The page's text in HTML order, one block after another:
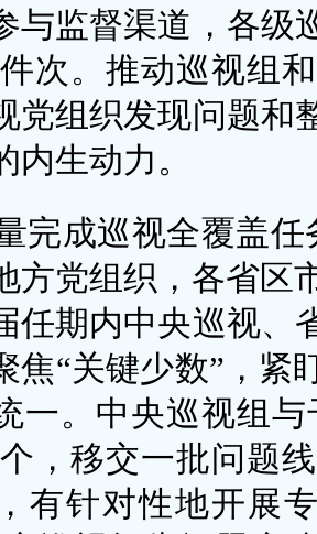
与监督渠道，各级
次。推动巡视组
党组织发现问题和
内生动力。
完成巡视全覆盖
方党组织，各省区
任期内中央巡视、
焦“关键少数”，紧
一。中央巡视组
，移交一批问题
有针对性地开展